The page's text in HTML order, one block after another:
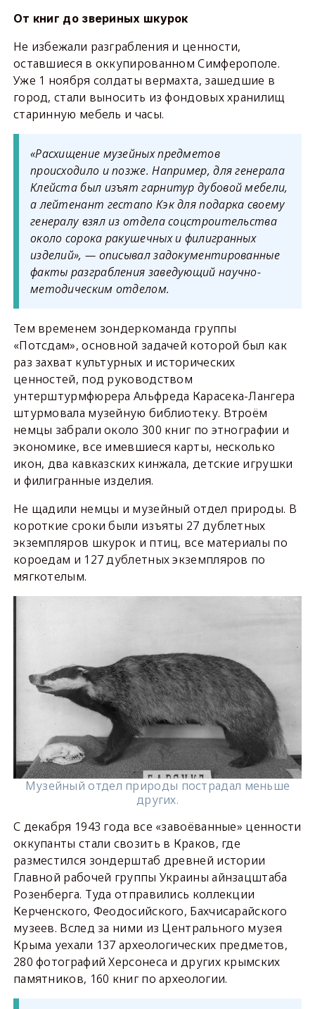
От книг до звериных шкурок
Не избежали разграбления и ценности,
оставшиеся в оккупированном Симферополе.
Уже 1 ноября солдаты вермахта, зашедшие в
город, стали выносить из фондовых хранилищ
старинную мебель и часы.
«Расхищение музейных предметов
происходило и позже. Например, для генерала
Клейста был изъят гарнитур дубовой мебели,
а лейтенант гестапо Кэк для подарка своему
генералу взял из отдела соцстроительства
около сорока ракушечных и филигранных
изделий», — описывал задокументированные
факты разграбления заведующий научно-
методическим отделом.
Тем временем зондеркоманда группы
«Потсдам», основной задачей которой был как
раз захват культурных и исторических
ценностей, под руководством
унтерштурмфюрера Альфреда Карасека-Лангера
штурмовала музейную библиотеку. Втроём
немцы забрали около 300 книг по этнографии и
экономике, все имевшиеся карты, несколько
икон, два кавказских кинжала, детские игрушки
и филигранные изделия.
Не щадили немцы и музейный отдел природы. В
короткие сроки были изъяты 27 дублетных
экземпляров шкурок и птиц, все материалы по
короедам и 127 дублетных экземпляров по
мягкотелым.
Музейный отдел природы пострадал меньше
других.
С декабря 1943 года все «завоёванные» ценности
оккупанты стали свозить в Краков, где
разместился зондерштаб древней истории
Главной рабочей группы Украины айнзацштаба
Розенберга. Туда отправились коллекции
Керченского, Феодосийского, Бахчисарайского
музеев. Вслед за ними из Центрального музея
Крыма уехали 137 археологических предметов,
280 фотографий Херсонеса и других крымских
памятников, 160 книг по археологии.